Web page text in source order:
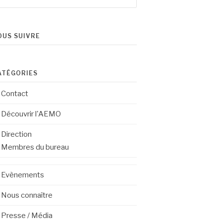
SUIVRE
Contact
Découvrir l'AEMO
Direction
Membres du bureau
Evènements
Nous connaître
Presse / Média